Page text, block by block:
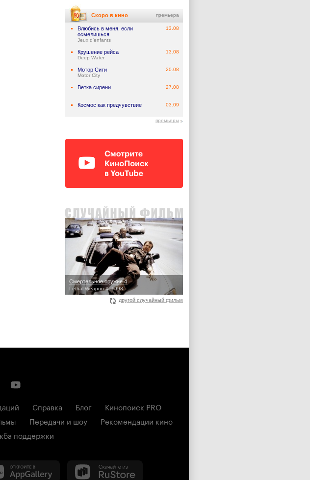
Скоро в кино премьера
Влюбись в меня, если
осмелишься
Jeux d'enfants
13.08
Крушение рейса
Deep Water
13.08
Мотор Сити
Motor City
20.08
Ветка сирени 27.08
Космос как предчувствие 03.09
премьеры
Смертельное оружие 4
Lethal Weapon 4, 1998
другой случайный фильм
Справка Блог
Кинопоиск PRO
Передачи и шоу
Рекомендации кино
поддержки